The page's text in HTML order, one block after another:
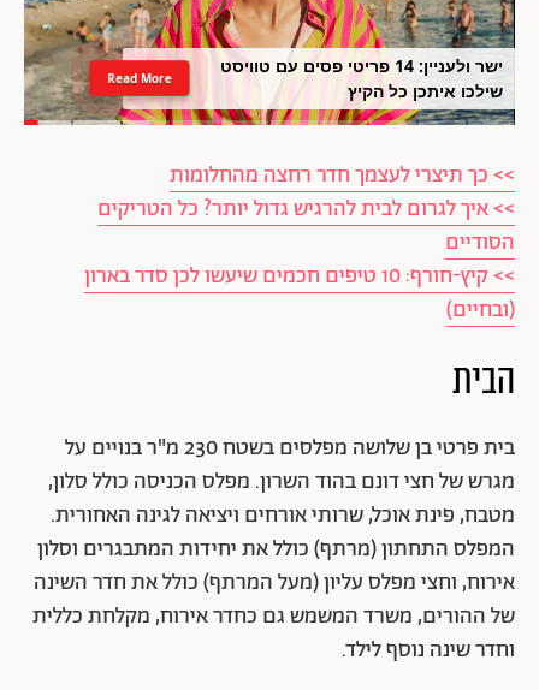
ישר ולעניין: 14 פריטי פסים עם טוויסט
שילכו איתכן כל הקיץ
Read More
>> כך תיצרי לעצמך חדר רחצה מהחלומות
>> איך לגרום לבית להרגיש גדול יותר? כל הטריקים
הסודיים
>> קיץ-חורף: 10 טיפים חכמים שיעשו לכן סדר בארון
(ובחיים)
הבית
בית פרטי בן שלושה מפלסים בשטח 230 מ"ר בנויים על
מגרש של חצי דונם בהוד השרון. מפלס הכניסה כולל סלון,
מטבח, פינת אוכל, שרותי אורחים ויציאה לגינה האחורית.
המפלס התחתון (מרתף) כולל את יחידות המתבגרים וסלון
אירוח, וחצי מפלס עליון (מעל המרתף) כולל את חדר השינה
של ההורים, משרד המשמש גם כחדר אירוח, מקלחת כללית
וחדר שינה נוסף לילד.